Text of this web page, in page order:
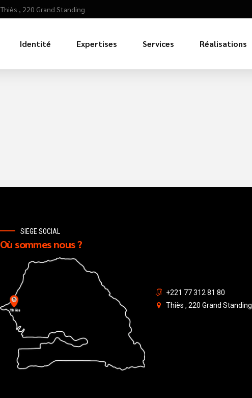
Thiès , 220 Grand Standing
Identité Expertises Services Réalisations
SIEGE SOCIAL
Où sommes nous ?
+221 77 312 81 80
Thiès , 220 Grand Standing